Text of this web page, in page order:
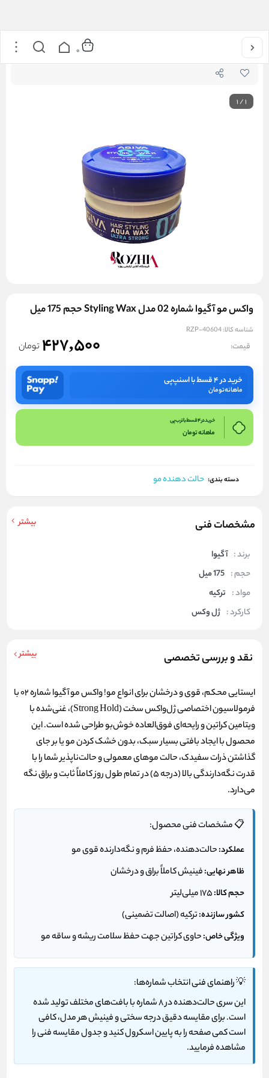
خانه واکس مو آگیوا شماره 02 مدل Styling Wax حجم 175 میل 0
1/1
واکس مو آگیوا شماره 02 مدل Styling Wax حجم 175 میل
شناسه کالا:RZP-40604
قیمت: 427,500 تومان
خرید در ۴ قسط با اسنپ‌پی
ماهانهتومان
خرید در 4 قسط با ترب پی
ماهانهتومان
دسته بندی: حالت دهنده مو
مشخصات فنی بیشتر
برند : آگیوا
حجم : 175 میل
مواد : ترکیه
کارکرد : ژل وکس
نقد و بررسی تخصصی بیشتر
ایستایی محکم، قوی و درخشان برای انواع مو!
واکس مو آگیوا شماره ۰۲ با
فرمولاسیون اختصاصی ژل‌واکس سخت (Strong Hold)، غنی‌شده با
ویتامین کراتین و رایحه‌ای فوق‌العاده خوش‌بو طراحی شده است. این
محصول با ایجاد بافتی بسیار سبک، بدون خشک کردن مو یا بر جای
گذاشتن ذرات سفیدک، حالت موهای معمولی و حالت‌ناپذیر شما را با
قدرت نگه‌دارندگی بالا (درجه ۵) در تمام طول روز کاملاً ثابت و براق نگه
می‌دارد.
📋 مشخصات فنی محصول:
عملکرد:حالت‌دهنده، حفظ فرم و نگه‌دارنده قوی مو
ظاهر نهایی:فینیش کاملاً براق و درخشان
حجم کالا:
کشور سازنده:ترکیه (اصالت تضمینی)
ویژگی خاص:حاوی کراتین جهت حفظ سلامت ریشه و ساقه مو
💡 راهنمای فنی انتخاب شماره‌ها:
این سری حالت‌دهنده در ۸ شماره با بافت‌های مختلف تولید شده
است. برای مقایسه دقیق درجه سختی و فینیش هر مدل، کافی
است کمی صفحه را به پایین اسکرول کنید وجدول مقایسه فنیرا
مشاهده فرمایید.